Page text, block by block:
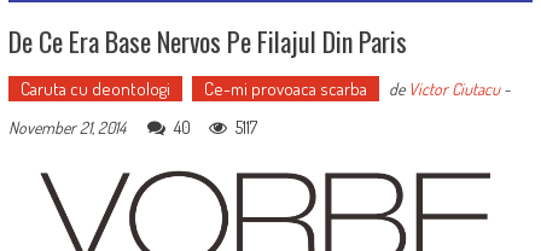
De Ce Era Base Nervos Pe Filajul Din Paris
Caruta cu deontologi Ce-mi provoaca scarba de Victor Ciutacu-
November 21, 2014
40 5117